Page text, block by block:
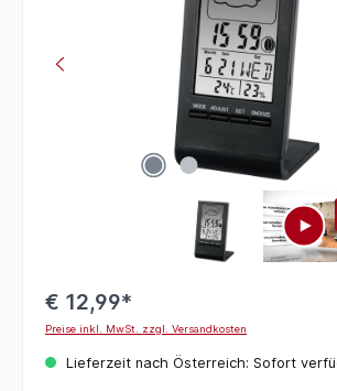
€ 12,99*
Preise inkl. MwSt. zzgl. Versandkosten
Lieferzeit nach Österreich: Sofort